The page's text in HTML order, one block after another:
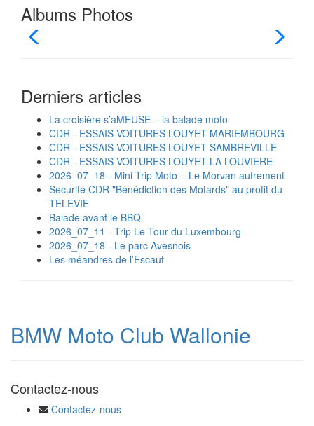
Albums Photos
Derniers articles
La croisière s’aMEUSE – la balade moto
CDR - ESSAIS VOITURES LOUYET MARIEMBOURG
CDR - ESSAIS VOITURES LOUYET SAMBREVILLE
CDR - ESSAIS VOITURES LOUYET LA LOUVIERE
2026_07_18 - Mini Trip Moto – Le Morvan autrement
Securité CDR "Bénédiction des Motards" au profit du
TELEVIE
Balade avant le BBQ
2026_07_11 - Trip Le Tour du Luxembourg
2026_07_18 - Le parc Avesnois
Les méandres de l’Escaut
BMW Moto Club Wallonie
Contactez-nous
Contactez-nous